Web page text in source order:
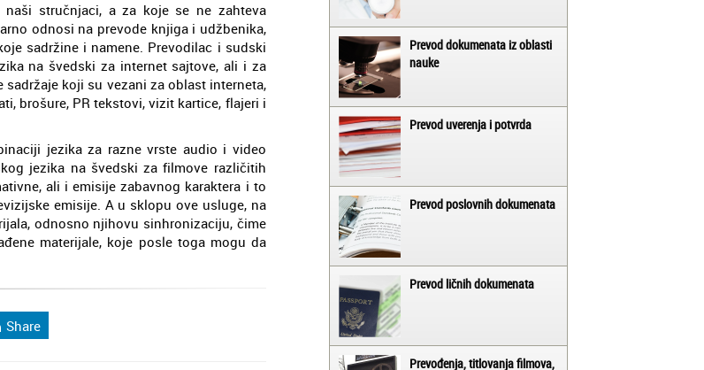
stručnjaci, a za koje se ne zahteva
odnosi na prevode knjiga i udžbenika,
sadržine i namene. Prevodilac i sudski
na švedski za internet sajtove, ali i za
koji su vezani za oblast interneta,
brošure, PR tekstovi, vizit kartice, flajeri i
jezika za razne vrste audio i video
jezika na švedski za filmove različitih
ali i emisije zabavnog karaktera i to
emisije. A u sklopu ove usluge, na
odnosno njihovu sinhronizaciju, čime
materijale, koje posle toga mogu da
Share
Prevod dokumenata iz oblasti
nauke
Prevod uverenja i potvrda
Prevod poslovnih dokumenata
Prevod ličnih dokumenata
Prevođenja, titlovanja filmova,